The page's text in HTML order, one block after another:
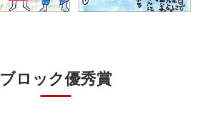
ブロック優秀賞